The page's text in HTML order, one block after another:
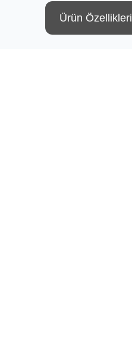
Ürün Özellikleri